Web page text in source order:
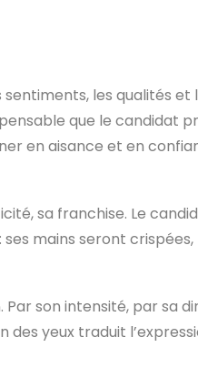
les qualités et
que le candidat
en aisance et en
sa franchise. Le
mains seront crispées,
son intensité, par sa
yeux traduit